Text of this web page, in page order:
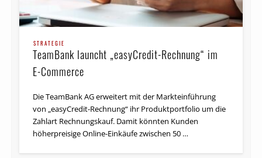
STRATEGIE
TeamBank launcht „easyCredit-Rechnung“ im
E-Commerce
Die TeamBank AG erweitert mit der Markteinführung
von „easyCredit-Rechnung“ ihr Produktportfolio um die
Zahlart Rechnungskauf. Damit könnten Kunden
höherpreisige Online-Einkäufe zwischen 50 …